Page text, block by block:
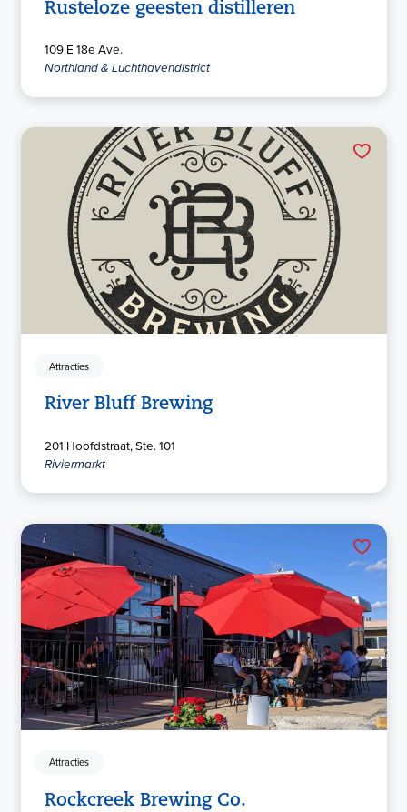
Rusteloze geesten distilleren
109 E 18e Ave.
Northland & Luchthavendistrict
Attracties
River Bluff Brewing
201 Hoofdstraat, Ste. 101
Riviermarkt
Attracties
Rockcreek Brewing Co.